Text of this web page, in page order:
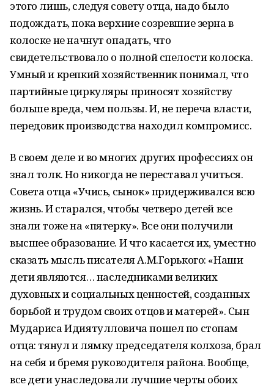
этого лишь, следуя совету отца, надо было
подождать, пока верхние созревшие зерна в
колоске не начнут опадать, что
свидетельствовало о полной спелости колоска.
Умный и крепкий хозяйственник понимал, что
партийные циркуляры приносят хозяйству
больше вреда, чем пользы. И, не переча власти,
передовик производства находил компромисс.
В своем деле и во многих других профессиях он
знал толк. Но никогда не переставал учиться.
Совета отца «Учись, сынок» придерживался всю
жизнь. И старался, чтобы четверо детей все
знали тоже на «пятерку». Все они получили
высшее образование. И что касается их, уместно
сказать мысль писателя А.М.Горького: «Наши
дети являются… наследниками великих
духовных и социальных ценностей, созданных
борьбой и трудом своих отцов и матерей». Сын
Мудариса Идиятулловича пошел по стопам
отца: тянул и лямку председателя колхоза, брал
на себя и бремя руководителя района. Вообще,
все дети унаследовали лучшие черты обоих